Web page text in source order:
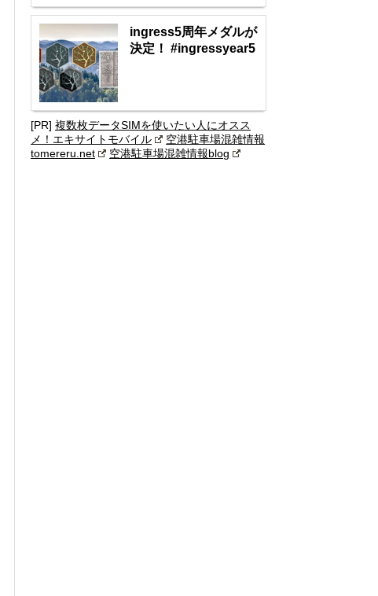
ingress5周年メダルが
決定！ #ingressyear5
[PR] 複数枚データSIMを使いたい人にオスス
メ！エキサイトモバイル
空港駐車場混雑情報
tomereru.net
空港駐車場混雑情報blog